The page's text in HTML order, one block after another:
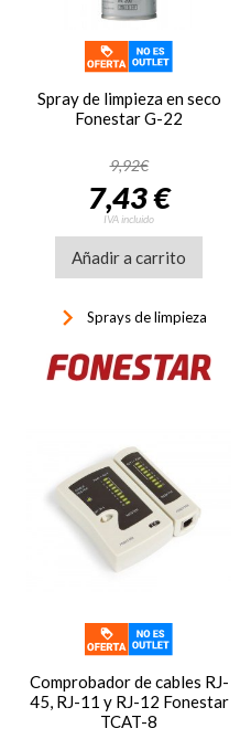
Spray de limpieza en seco
Fonestar G-22
9,92€
7,43 €
IVA incluido
Añadir a carrito
keyboard_arrow_right Sprays de limpieza
Comprobador de cables RJ-
45, RJ-11 y RJ-12 Fonestar
TCAT-8